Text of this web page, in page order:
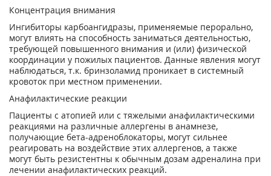
Концентрация внимания
Ингибиторы карбоангидразы, применяемые перорально,
могут влиять на способность заниматься деятельностью,
требующей повышенного внимания и (или) физической
координации у пожилых пациентов. Данные явления могут
наблюдаться, т.к. бринзоламид проникает в системный
кровоток при местном применении.
Анафилактические реакции
Пациенты с атопией или с тяжелыми анафилактическими
реакциями на различные аллергены в анамнезе,
получающие бета-адреноблокаторы, могут сильнее
реагировать на воздействие этих аллергенов, а также
могут быть резистентны к обычным дозам адреналина при
лечении анафилактических реакций.